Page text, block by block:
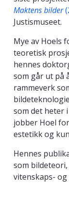
Maktens bilder
Justismuseet.
Mye av Hoels
teoretisk
hennes
som går ut på
rammeverk
som det heter
jobber Hoel
estetikk og
Hennes
som
vitenskaps-